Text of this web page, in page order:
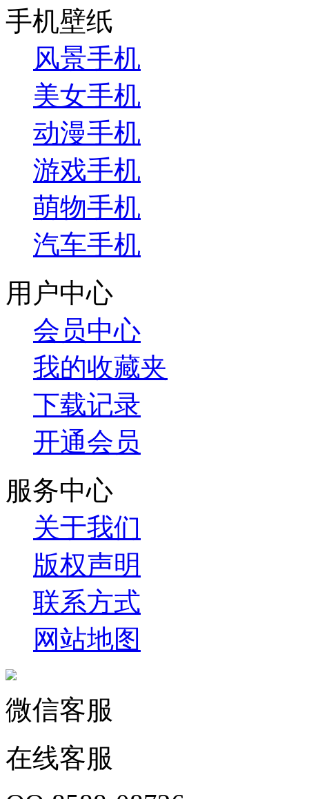
手机壁纸
风景手机
美女手机
动漫手机
游戏手机
萌物手机
汽车手机
用户中心
会员中心
我的收藏夹
下载记录
开通会员
服务中心
关于我们
版权声明
联系方式
网站地图
微信客服
在线客服